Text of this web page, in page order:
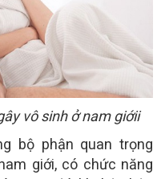
vô sinh ở nam giớii
bộ phận quan trọng
giới, có chức năng